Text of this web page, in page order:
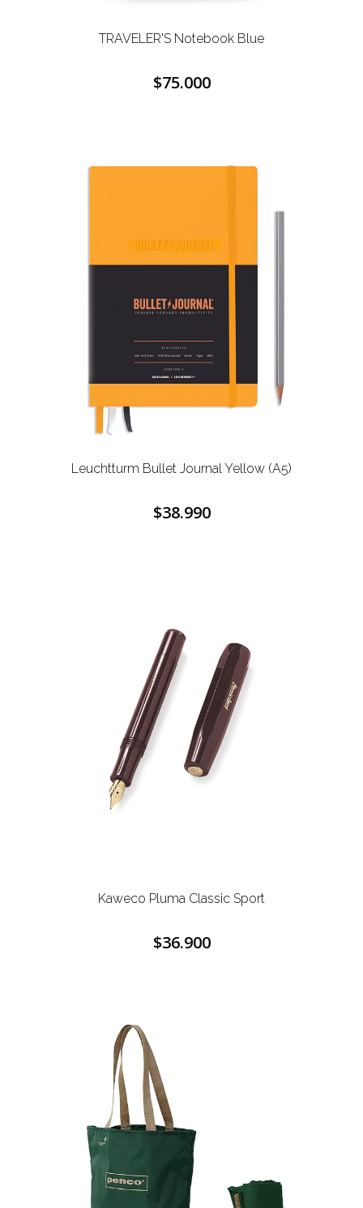
TRAVELER'S Notebook Blue
$75.000
Leuchtturm Bullet Journal Yellow (A5)
$38.990
Kaweco Pluma Classic Sport
$36.900